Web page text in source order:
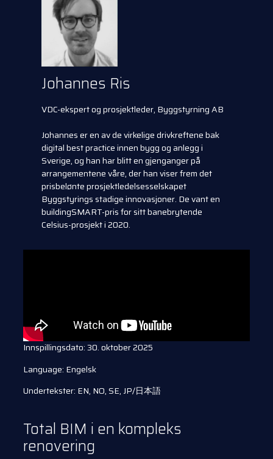
Johannes Ris
VDC-ekspert og prosjektleder, Byggstyrning AB
Johannes er en av de virkelige drivkreftene bak
digital best practice innen bygg og anlegg i
Sverige, og han har blitt en gjenganger på
arrangementene våre, der han viser frem det
prisbelønte prosjektledelsesselskapet
Byggstyrings stadige innovasjoner. De vant en
buildingSMART-pris for sitt banebrytende
Celsius-prosjekt i 2020.
Innspillingsdato: 30. oktober 2025
Language: Engelsk
Undertekster: EN, NO, SE, JP/日本語
Total BIM i en kompleks
renovering